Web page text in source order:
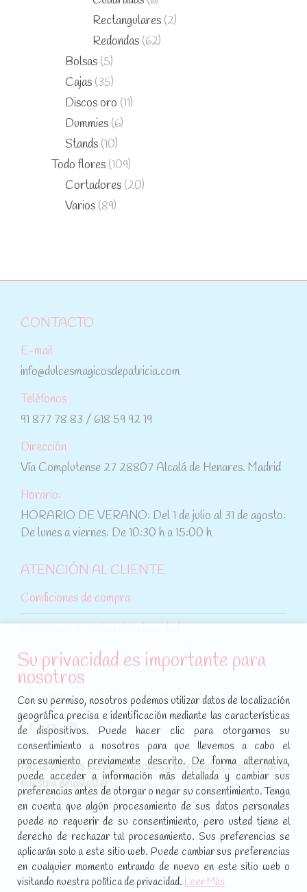
Rectangulares (2)
Redondas (62)
Bolsas (5)
Cajas (35)
Discos oro (11)
Dummies (6)
Stands (10)
Todo flores (109)
Cortadores (20)
Varios (89)
CONTACTO
E-mail
info@dulcesmagicosdepatricia.com
Teléfonos
91 877 78 83 / 618 59 92 19
Dirección
Vía Complutense 27 28807 Alcalá de Henares. Madrid
Horario:
HORARIO DE VERANO: Del 1 de julio al 31 de agosto:
De lunes a viernes: De 10:30 h a 15:00 h
ATENCIÓN AL CLIENTE
Condiciones de compra
Política de cookies
SÍGUENOS EN REDES SOCIALES
Encuéntranos en:
Facebook
page
opens
in
new
window
YouTube
page
opens
in
new
window
Instagram
page
opens
in
new
window
No te pierdas las promociones y novedades, suscríbete a
nuestra newsletter:
[sibwp_form id=1]
Su privacidad es importante para
nosotros
Con su permiso, nosotros podemos utilizar datos de localización
geográfica precisa e identificación mediante las características
de dispositivos. Puede hacer clic para otorgarnos su
consentimiento a nosotros para que llevemos a cabo el
procesamiento previamente descrito. De forma alternativa,
puede acceder a información más detallada y cambiar sus
preferencias antes de otorgar o negar su consentimiento. Tenga
en cuenta que algún procesamiento de sus datos personales
puede no requerir de su consentimiento, pero usted tiene el
derecho de rechazar tal procesamiento. Sus preferencias se
aplicarán solo a este sitio web. Puede cambiar sus preferencias
en cualquier momento entrando de nuevo en este sitio web o
visitando nuestra política de privacidad. Leer Más